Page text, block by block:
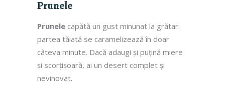
Prunele
Prunele capătă un gust minunat la grătar:
partea tăiată se caramelizează în doar
câteva minute. Dacă adaugi și puțină miere
și scorțișoară, ai un desert complet și
nevinovat.